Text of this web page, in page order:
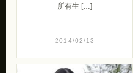
所有生 […]
2014/02/13